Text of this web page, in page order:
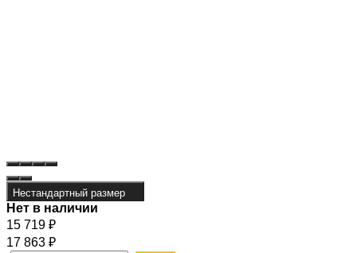
Нестандартный размер
Нет в наличии
15 719 ₽
17 863 ₽